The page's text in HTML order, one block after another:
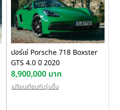
ปอร์เช่ Porsche 718 Boxster
GTS 4.0 ปี 2020
8,900,000 บาท
เปรียบเทียบกับรุ่นอื่น